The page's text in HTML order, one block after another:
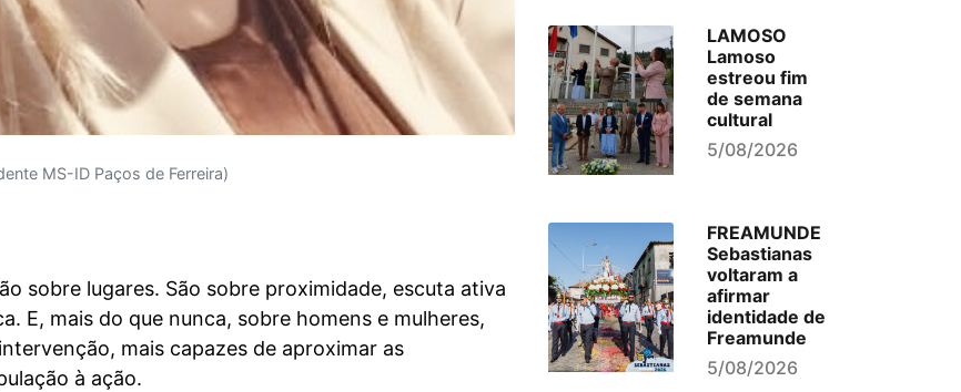
MS-ID Paços de Ferreira)
sobre lugares. São sobre proximidade, escuta ativa
E, mais do que nunca, sobre homens e mulheres,
mais capazes de aproximar as
à ação.
LAMOSO
Lamoso
estreou fim
de semana
cultural
5/08/2026
FREAMUNDE
Sebastianas
voltaram a
afirmar
identidade de
Freamunde
5/08/2026